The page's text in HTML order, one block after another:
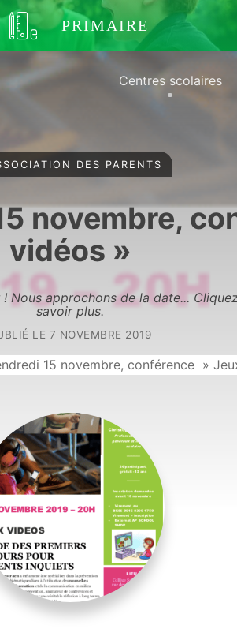
PRIMAIRE
Centres scolaires
DES PARENTS
novembre,
vidéos »
Nous approchons de la date...
savoir plus.
LE 7 NOVEMBRE 2019
15 novembre, conférence »